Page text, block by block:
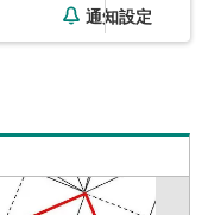
通知設定